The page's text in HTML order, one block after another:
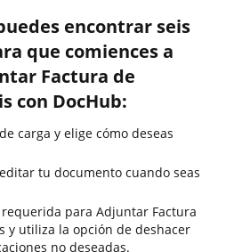
encontrar seis
que comiences a
Factura de
con DocHub:
carga y elige cómo deseas
tu documento cuando seas
para Adjuntar Factura
y utiliza la opción de deshacer
no deseadas.